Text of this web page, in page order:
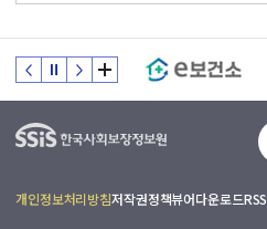
개인정보처리방침저작권정책뷰어다운로드RSS